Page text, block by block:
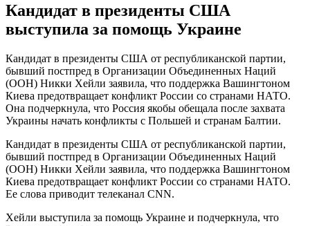
Кандидат в президенты США
выступила за помощь Украине
Кандидат в президенты США от республиканской партии,
бывший постпред в Организации Объединенных Наций
(ООН) Никки Хейли заявила, что поддержка Вашингтоном
Киева предотвращает конфликт России со странами НАТО.
Она подчеркнула, что Россия якобы обещала после захвата
Украины начать конфликты с Польшей и странам Балтии.
Кандидат в президенты США от республиканской партии,
бывший постпред в Организации Объединенных Наций
(ООН) Никки Хейли заявила, что поддержка Вашингтоном
Киева предотвращает конфликт России со странами НАТО.
Ее слова приводит телеканал CNN.
Хейли выступила за помощь Украине и подчеркнула, что